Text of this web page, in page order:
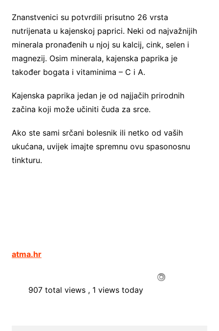
Znanstvenici su potvrdili prisutno 26 vrsta
nutrijenata u kajenskoj paprici. Neki od najvažnijih
minerala pronađenih u njoj su kalcij, cink, selen i
magnezij. Osim minerala, kajenska paprika je
također bogata i vitaminima – C i A.
Kajenska paprika jedan je od najjačih prirodnih
začina koji može učiniti čuda za srce.
Ako ste sami srčani bolesnik ili netko od vaših
ukućana, uvijek imajte spremnu ovu spasonosnu
tinkturu.
atma.hr
907 total views , 1 views today